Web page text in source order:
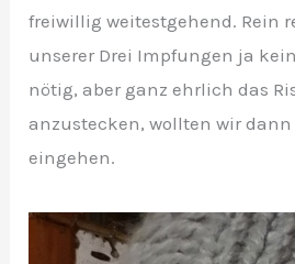
freiwillig weitestgehend. Rein
unserer Drei Impfungen ja
nötig, aber ganz ehrlich das
anzustecken, wollten wir
eingehen.